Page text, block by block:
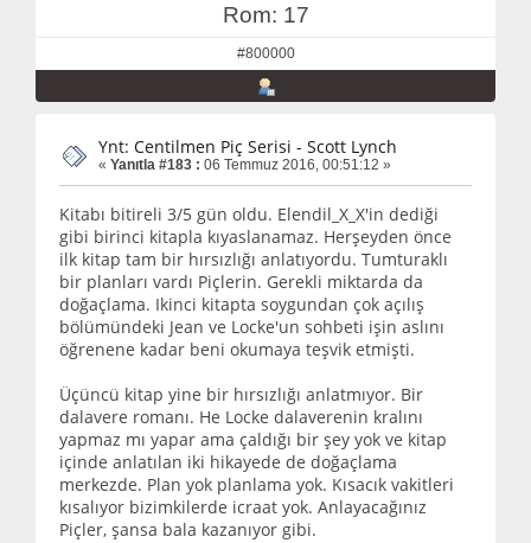
Rom: 17
#800000
Ynt: Centilmen Piç Serisi - Scott Lynch
« Yanıtla #183 : 06 Temmuz 2016, 00:51:12 »
Kitabı bitireli 3/5 gün oldu. Elendil_X_X'in dediği
gibi birinci kitapla kıyaslanamaz. Herşeyden önce
ilk kitap tam bir hırsızlığı anlatıyordu. Tumturaklı
bir planları vardı Piçlerin. Gerekli miktarda da
doğaçlama. Ikinci kitapta soygundan çok açılış
bölümündeki Jean ve Locke'un sohbeti işin aslını
öğrenene kadar beni okumaya teşvik etmişti.
Üçüncü kitap yine bir hırsızlığı anlatmıyor. Bir
dalavere romanı. He Locke dalaverenin kralını
yapmaz mı yapar ama çaldığı bir şey yok ve kitap
içinde anlatılan iki hikayede de doğaçlama
merkezde. Plan yok planlama yok. Kısacık vakitleri
kısalıyor bizimkilerde icraat yok. Anlayacağınız
Piçler, şansa bala kazanıyor gibi.